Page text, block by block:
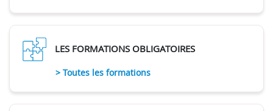
LES FORMATIONS OBLIGATOIRES
> Toutes les formations